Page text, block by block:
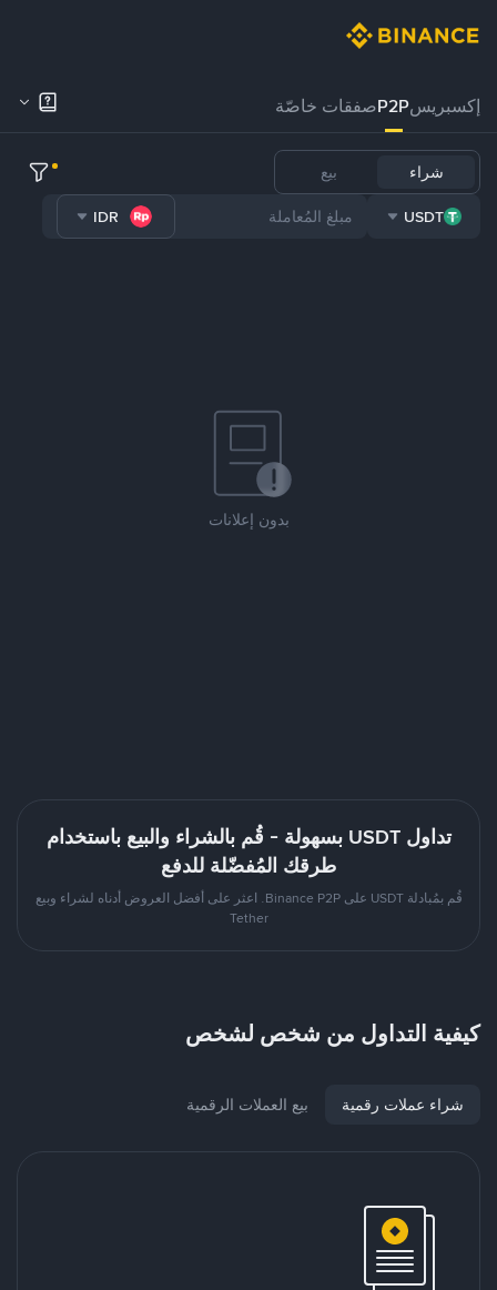
إكسبريسP2Pصفقات خاصّة
شراء بيع
USDT
IDR
بدون إعلانات
تداول USDT بسهولة - قُم بالشراء والبيع باستخدام
طرقك المُفضّلة للدفع
قُم بمُبادلة USDT على Binance P2P. اعثر على أفضل العروض أدناه لشراء وبيع
Tether
كيفية التداول من شخص لشخص
شراء عملات رقمية بيع العملات الرقمية